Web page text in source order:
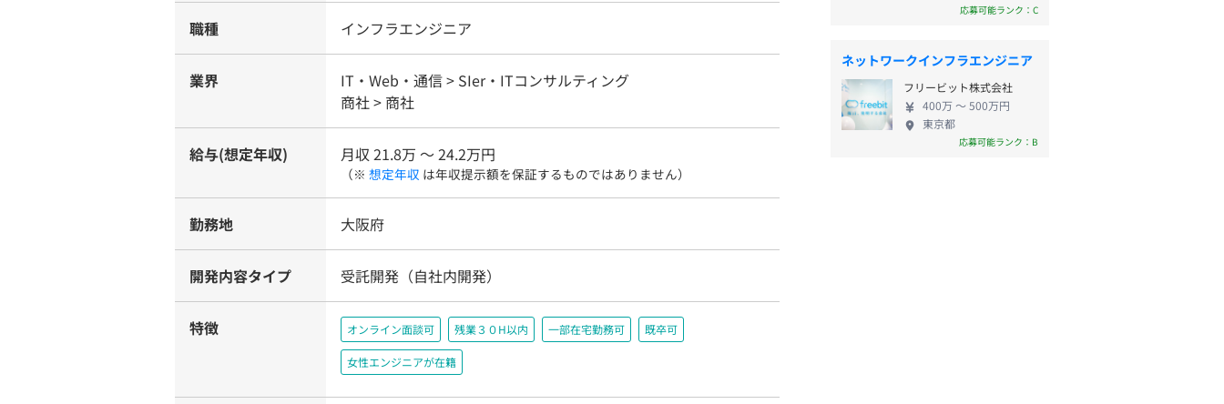
職種 インフラエンジニア
業界
IT・Web・通信 > SIer・ITコンサルティング
商社 > 商社
給与(想定年収) 月収 21.8万 〜 24.2万円
（※ 想定年収 は年収提示額を保証するものではありません）
勤務地 大阪府
開発内容タイプ 受託開発（自社内開発）
特徴 オンライン面談可 残業３０H以内 一部在宅勤務可 既卒可
女性エンジニアが在籍
応募可能ランク：C
ネットワークインフラエンジニア
フリービット株式会社
400万 〜 500万円
東京都
応募可能ランク：B